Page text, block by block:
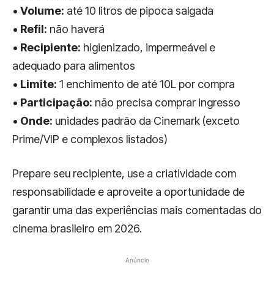
• Volume: até 10 litros de pipoca salgada
• Refil: não haverá
• Recipiente: higienizado, impermeável e
adequado para alimentos
• Limite: 1 enchimento de até 10L por compra
• Participação: não precisa comprar ingresso
• Onde: unidades padrão da Cinemark (exceto
Prime/VIP e complexos listados)
Prepare seu recipiente, use a criatividade com
responsabilidade e aproveite a oportunidade de
garantir uma das experiências mais comentadas do
cinema brasileiro em 2026.
Anúncio